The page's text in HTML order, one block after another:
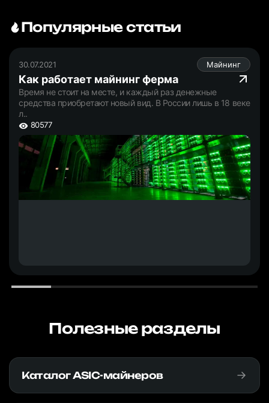
Популярные статьи
30.07.2021 Майнинг
Как работает майнинг ферма
Время не стоит на месте, и каждый раз денежные
средства приобретают новый вид. В России лишь в 18 веке
л..
80577
Полезные разделы
Каталог ASIC-майнеров